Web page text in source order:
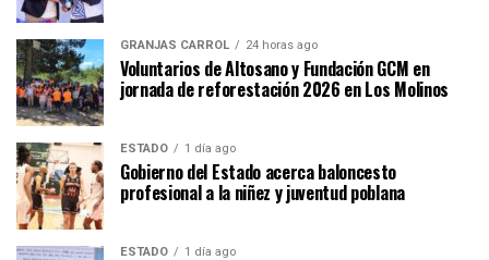
GRANJAS CARROL 24 horas ago
Voluntarios de Altosano y Fundación GCM en
jornada de reforestación 2026 en Los Molinos
ESTADO 1 día ago
Gobierno del Estado acerca baloncesto
profesional a la niñez y juventud poblana
ESTADO 1 día ago